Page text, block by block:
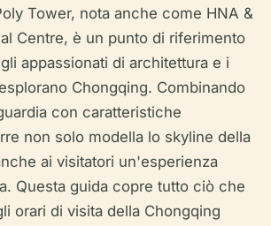
Tower, nota anche come HNA &
Centre, è un punto di riferimento
appassionati di architettura e i
Chongqing. Combinando
con caratteristiche
non solo modella lo skyline della
ai visitatori un'esperienza
Questa guida copre tutto ciò che
orari di visita della Chongqing